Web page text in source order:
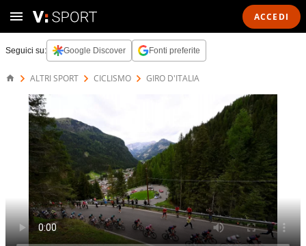
ACCEDI
Seguici su: Google Discover Fonti preferite
ALTRI SPORT CICLISMO GIRO D'ITALIA